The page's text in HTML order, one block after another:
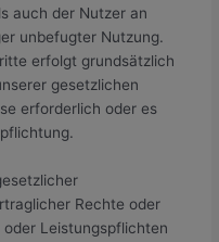
auch der Nutzer an
unbefugter Nutzung.
erfolgt grundsätzlich
gesetzlichen
erforderlich oder es
Rechte oder
Leistungspflichten